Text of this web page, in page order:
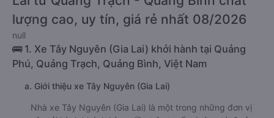
Tư vấn TOP 2 xe khách đi Pleiku - Gia
Lai từ Quảng Trạch - Quảng Bình chất
lượng cao, uy tín, giá rẻ nhất 08/2026
🚌 1. Xe Tây Nguyên (Gia Lai) khởi hành tại Quảng
Phú, Quảng Trạch, Quảng Bình, Việt Nam